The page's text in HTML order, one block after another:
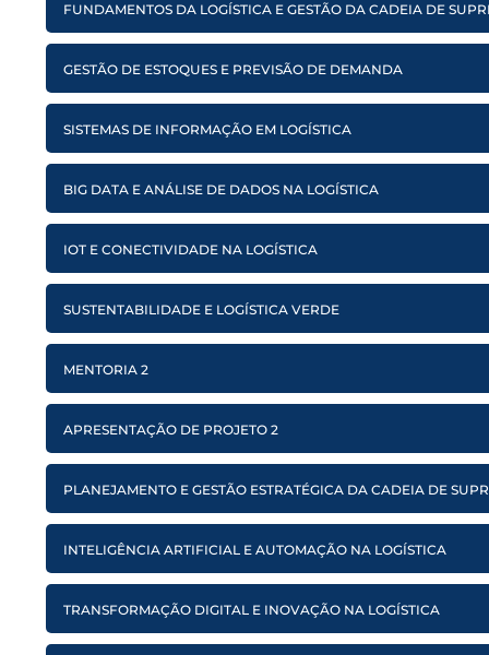
FUNDAMENTOS DA LOGÍSTICA E GESTÃO DA CADEIA DE
GESTÃO DE ESTOQUES E PREVISÃO DE DEMANDA
SISTEMAS DE INFORMAÇÃO EM LOGÍSTICA
BIG DATA E ANÁLISE DE DADOS NA LOGÍSTICA
IOT E CONECTIVIDADE NA LOGÍSTICA
SUSTENTABILIDADE E LOGÍSTICA VERDE
MENTORIA 2
APRESENTAÇÃO DE PROJETO 2
PLANEJAMENTO E GESTÃO ESTRATÉGICA DA CADEIA DE
INTELIGÊNCIA ARTIFICIAL E AUTOMAÇÃO NA LOGÍSTICA
TRANSFORMAÇÃO DIGITAL E INOVAÇÃO NA LOGÍSTICA